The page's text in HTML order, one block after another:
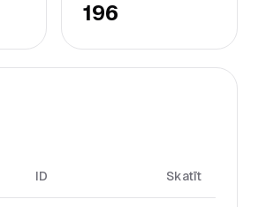
196
ID Skatīt